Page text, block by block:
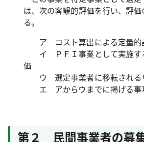
は、次の客観的評価を行い、評
る。
ア コスト算出による定量的
イ ＰＦＩ事業として実施す
価
ウ 選定事業者に移転される
エ アからウまでに掲げる事
第２ 民間事業者の募